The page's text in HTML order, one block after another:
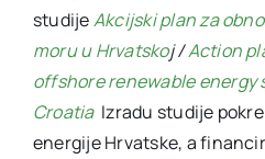
studijeAkcijski plan za
moru u Hrvatskoj /Action
offshore renewable energy
CroatiaIzradu studije
energije Hrvatske, a